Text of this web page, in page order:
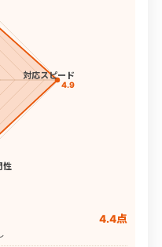
対応スピード
4.9
性
4.4点